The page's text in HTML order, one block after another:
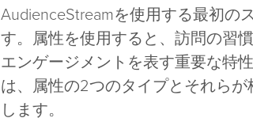
AudienceStreamを使用する最初の
す。属性を使用すると、訪問の習
エンゲージメントを表す重要な特
は、属性の2つのタイプとそれら
します。